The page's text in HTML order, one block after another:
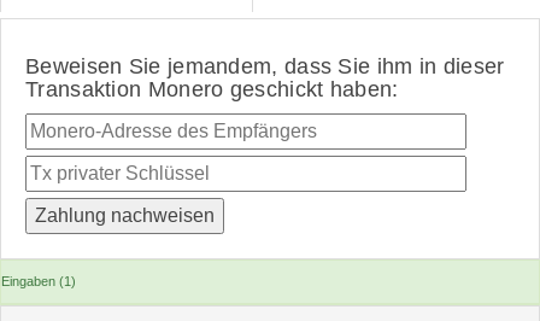
Beweisen Sie jemandem, dass Sie ihm in dieser
Transaktion Monero geschickt haben:
Eingaben (1)